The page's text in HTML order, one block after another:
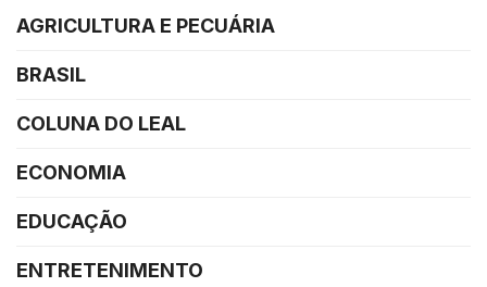
AGRICULTURA E PECUÁRIA
BRASIL
COLUNA DO LEAL
ECONOMIA
EDUCAÇÃO
ENTRETENIMENTO